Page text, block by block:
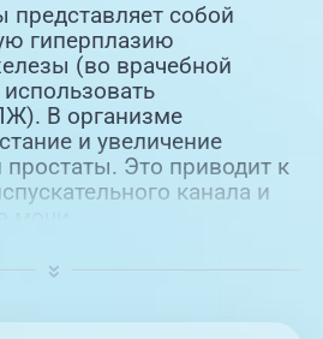
представляет собой
гиперплазию
(во врачебной
В организме
и увеличение
Это приводит к
канала и
связаны с трудностями